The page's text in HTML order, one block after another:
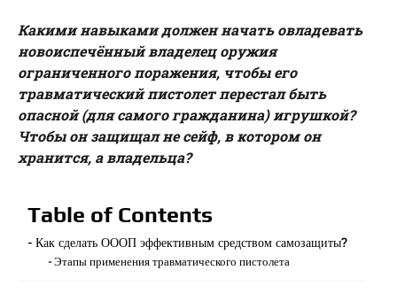
Какими навыками должен начать овладевать
новоиспечённый владелец оружия
ограниченного поражения, чтобы его
травматический пистолет перестал быть
опасной (для самого гражданина) игрушкой?
Чтобы он защищал не сейф, в котором он
хранится, а владельца?
Table of Contents
Как сделать ОООП эффективным средством самозащиты?
Этапы применения травматического пистолета